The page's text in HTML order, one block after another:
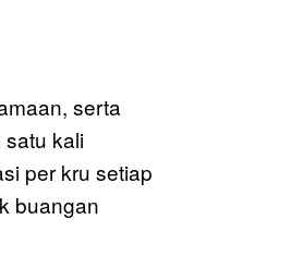
serta
satu kali
per kru setiap
buangan